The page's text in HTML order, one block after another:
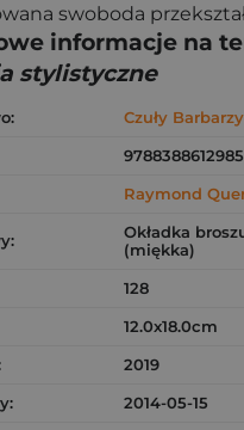
swoboda
informacje na
stylistyczne
Czuły
9788388612985
Raymond
Okładka
(miękka)
128
12.0x18.0cm
2019
2014-05-15